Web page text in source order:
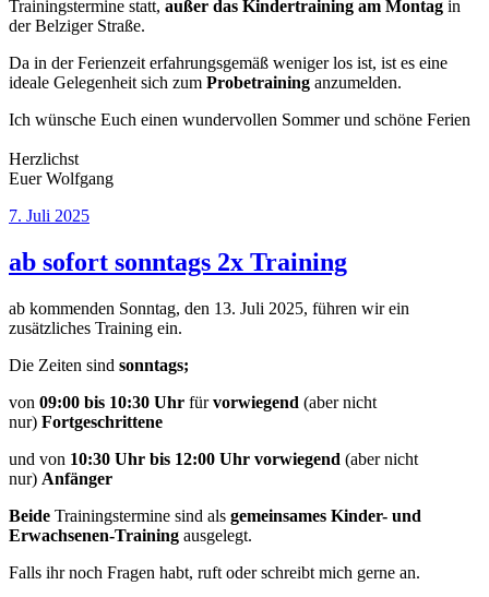
Trainingstermine statt, außer das Kindertraining am Montag in
der Belziger Straße.
Da in der Ferienzeit erfahrungsgemäß weniger los ist, ist es eine
ideale Gelegenheit sich zum Probetraining anzumelden.
Ich wünsche Euch einen wundervollen Sommer und schöne Ferien
Herzlichst
Euer Wolfgang
Veröffentlicht
7. Juli 2025
ab sofort sonntags 2x Training
ab kommenden Sonntag, den 13. Juli 2025, führen wir ein
zusätzliches Training ein.
Die Zeiten sind sonntags;
von 09:00 bis 10:30 Uhr fürvorwiegend (aber nicht
nur) Fortgeschrittene
und von 10:30 Uhr bis 12:00 Uhr vorwiegend (aber nicht
nur) Anfänger
Beide Trainingstermine sind als gemeinsames Kinder- und
Erwachsenen-Training ausgelegt.
Falls ihr noch Fragen habt, ruft oder schreibt mich gerne an.